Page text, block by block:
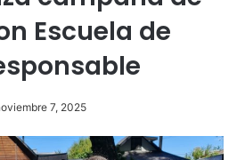
Escuela de
7, 2025